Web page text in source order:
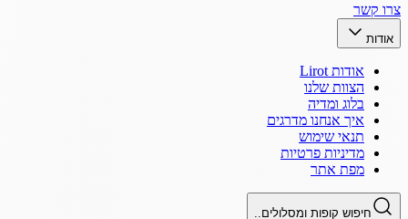
צרו קשר
אודות
אודות Lirot
הצוות שלנו
בלוג ומדיה
איך אנחנו מדרגים
תנאי שימוש
מדיניות פרטיות
מפת אתר
חיפוש קופות ומסלולים..